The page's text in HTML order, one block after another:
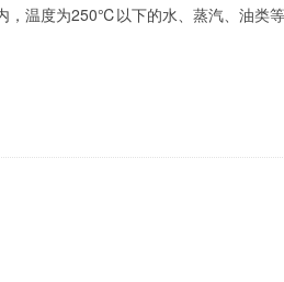
，温度为250℃以下的水、蒸汽、油类